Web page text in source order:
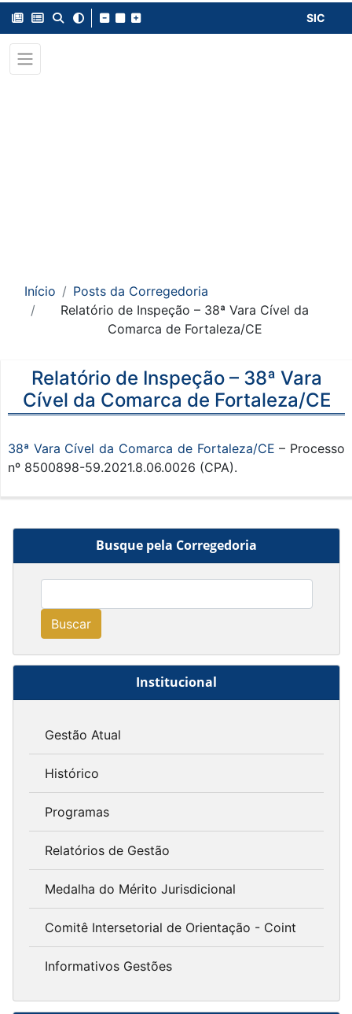
SIC
Início
Posts da Corregedoria
Relatório de Inspeção – 38ª Vara Cível da
Comarca de Fortaleza/CE
Busque pela Corregedoria
Buscar
Institucional
Gestão Atual
Histórico
Programas
Relatórios de Gestão
Medalha do Mérito Jurisdicional
Comitê Intersetorial de Orientação - Coint
Informativos Gestões
Relatório de Inspeção – 38ª Vara
Cível da Comarca de Fortaleza/CE
38ª Vara Cível da Comarca de Fortaleza/CE – Processo
nº 8500898-59.2021.8.06.0026 (CPA).